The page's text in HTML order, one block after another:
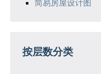
简易房屋设计图
按层数分类